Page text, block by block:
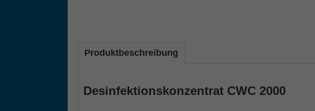
Produktbeschreibung
Desinfektionskonzentrat CWC 2000